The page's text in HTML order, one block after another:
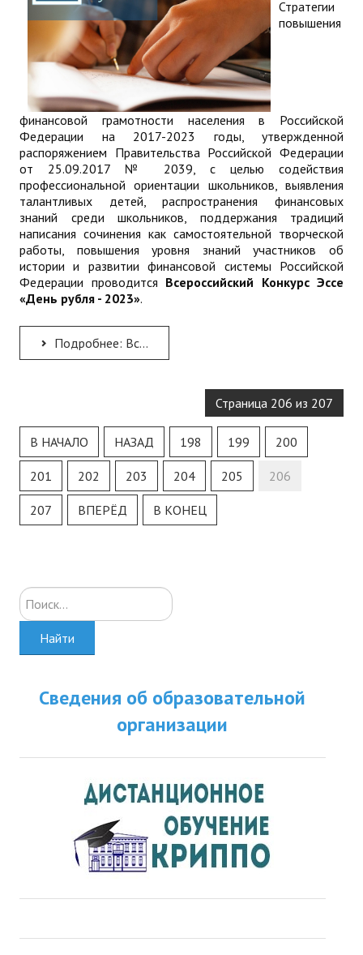
Стратегии
повышения
финансовой грамотности населения в Российской
Федерации на 2017-2023 годы, утвержденной
распоряжением Правительства Российской Федерации
от 25.09.2017 № 2039, с целью содействия
профессиональной ориентации школьников, выявления
талантливых детей, распространения финансовых
знаний среди школьников, поддержания традиций
написания сочинения как самостоятельной творческой
работы, повышения уровня знаний участников об
истории и развитии финансовой системы Российской
Федерации проводится Всероссийский Конкурс Эссе
«День рубля - 2023».
Подробнее: Всероссийский Конкурс Эссе «День рубля - 2023»
Страница 206 из 207
В НАЧАЛО НАЗАД 198 199 200
201 202 203 204 205 206
207 ВПЕРЁД В КОНЕЦ
Искать...
Найти
Сведения об образовательной
организации